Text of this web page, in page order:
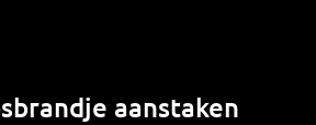
aanstaken